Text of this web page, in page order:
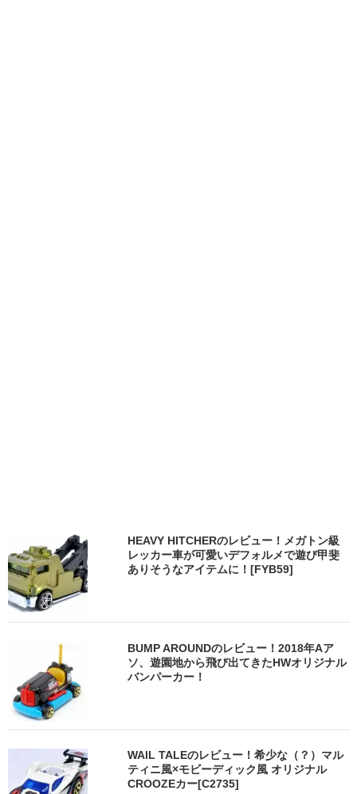
HEAVY HITCHERのレビュー！メガトン級
レッカー車が可愛いデフォルメで遊び甲斐
ありそうなアイテムに！[FYB59]
BUMP AROUNDのレビュー！2018年Aア
ソ、遊園地から飛び出てきたHWオリジナル
バンパーカー！
WAIL TALEのレビュー！希少な（？）マル
ティニ風×モビーディック風 オリジナル
CROOZEカー[C2735]